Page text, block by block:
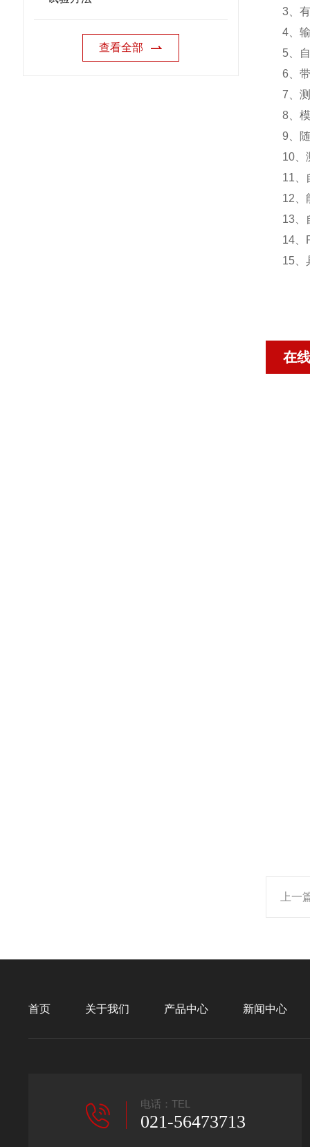
查看全部
3、
4、
5、
6、
7、
8、
9、
10、
11、
12、
13、
14、
15、
在
上一
首页 关于我们 产品中心 新闻中心
电话：TEL
021-56473713